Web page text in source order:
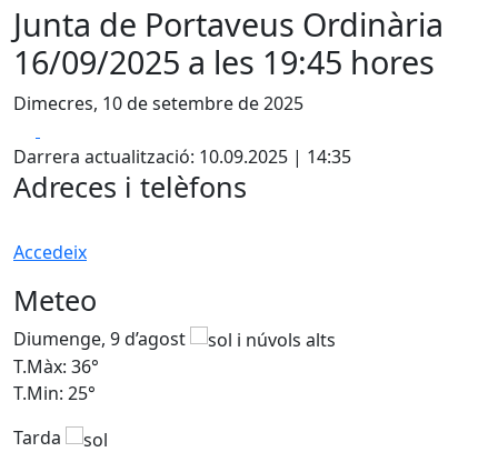
Junta de Portaveus Ordinària
16/09/2025 a les 19:45 hores
Dimecres, 10 de setembre de 2025
Darrera actualització: 10.09.2025 | 14:35
Adreces i telèfons
Accedeix
Meteo
Diumenge, 9 d’agost
T.Màx: 36°
T.Min: 25°
Tarda